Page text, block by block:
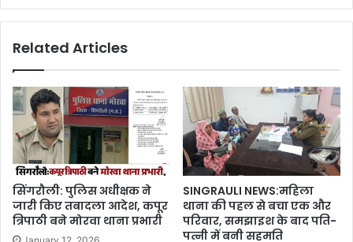
Related Articles
सिंगरौली: पुलिस अधीक्षक ने
जारी किए तबादला आदेश, कपूर
त्रिपाठी बने मोरवा थाना प्रभारी
SINGRAULI NEWS:महिला
थाना की पहल से बचा एक और
परिवार, समझाइश के बाद पति-
पत्नी में बनी सहमति